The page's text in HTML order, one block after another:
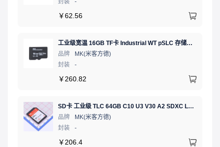
￥62.56
工业级宽温 16GB TF卡 Industrial WT pSLC 存储卡 MICRO SD LDPC纠错 PE 30K 无人机、行车记录仪、安防监控适配
品牌
MK(米客方德)
封装
-
￥ 260.82
SD卡 工业级 TLC 64GB C10 U3 V30 A2 SDXC LDPC纠错 PE 3K 无人机、行车记录仪、安防监控适配
品牌
MK(米客方德)
封装
-
￥ 206.4